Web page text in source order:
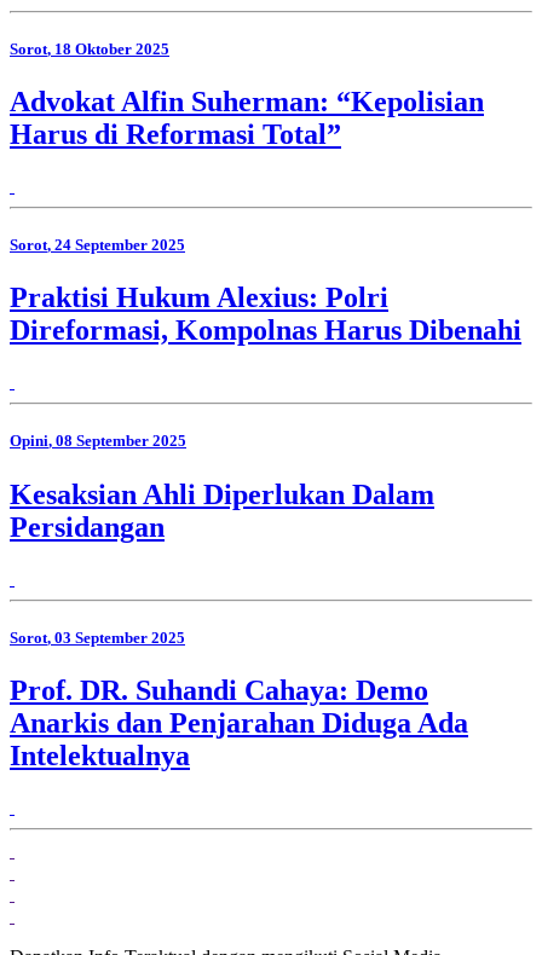
Sorot, 18 Oktober 2025
Advokat Alfin Suherman: “Kepolisian
Harus di Reformasi Total”
Sorot, 24 September 2025
Praktisi Hukum Alexius: Polri
Direformasi, Kompolnas Harus Dibenahi
Opini, 08 September 2025
Kesaksian Ahli Diperlukan Dalam
Persidangan
Sorot, 03 September 2025
Prof. DR. Suhandi Cahaya: Demo
Anarkis dan Penjarahan Diduga Ada
Intelektualnya